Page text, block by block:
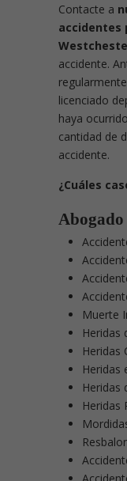
Contacte a
accidentes
accidente.
licenciado
haya
cantidad de
accidente.
¿Cuáles
Abogado
Muerte
Heridas
Heridas
Heridas
Heridas
Heridas